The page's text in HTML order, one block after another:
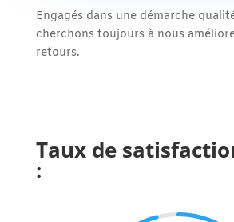
Engagés dans une démarche
cherchons toujours à nous
retours.
Taux de
: